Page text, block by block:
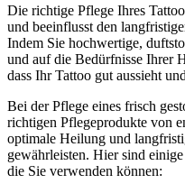
Die richtige Pflege Ihres
und beeinflusst den
Indem Sie hochwertige,
und auf die Bedürfnisse Ihrer
dass Ihr Tattoo gut aussieht
Bei der Pflege eines frisch
richtigen Pflegeprodukte von
optimale Heilung und
gewährleisten. Hier sind
die Sie verwenden können: